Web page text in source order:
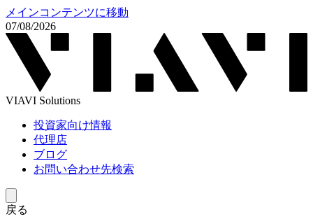
メインコンテンツに移動
07/08/2026
VIAVI Solutions
投資家向け情報
代理店
ブログ
お問い合わせ先検索
戻る